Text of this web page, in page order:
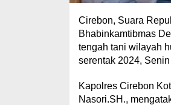
Cirebon, Suara
Bhabinkamtibmas
tengah tani wilayah
serentak 2024,
Kapolres Cirebon
Nasori.SH.,